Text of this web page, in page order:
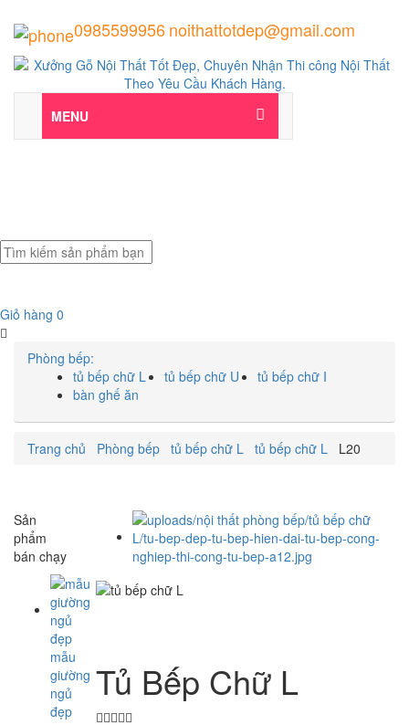
0985599956noithattotdep@gmail.com
MENU
Giỏ hàng 0
Phòng bếp:
tủ bếp chữ L
tủ bếp chữ U
tủ bếp chữ I
bàn ghế ăn
Trang chủ Phòng bếp tủ bếp chữ L tủ bếp chữ L L20
Sản
phẩm
bán chạy
mẫu
giường
ngủ
đẹp
Tủ Bếp Chữ L